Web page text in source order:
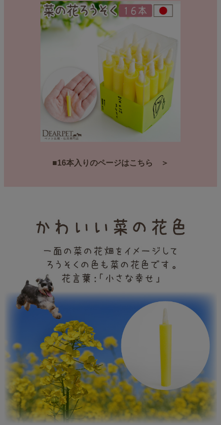
■16本入りのページはこちら ＞